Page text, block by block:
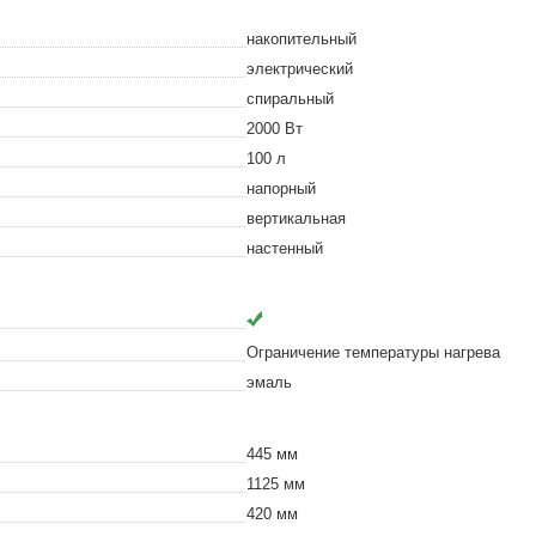
накопительный
электрический
спиральный
2000 Вт
100 л
напорный
вертикальная
настенный
Ограничение температуры нагрева
эмаль
445 мм
1125 мм
420 мм